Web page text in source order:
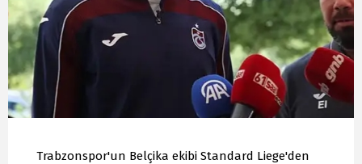
Trabzonspor'un Belçika ekibi Standard Liege'den